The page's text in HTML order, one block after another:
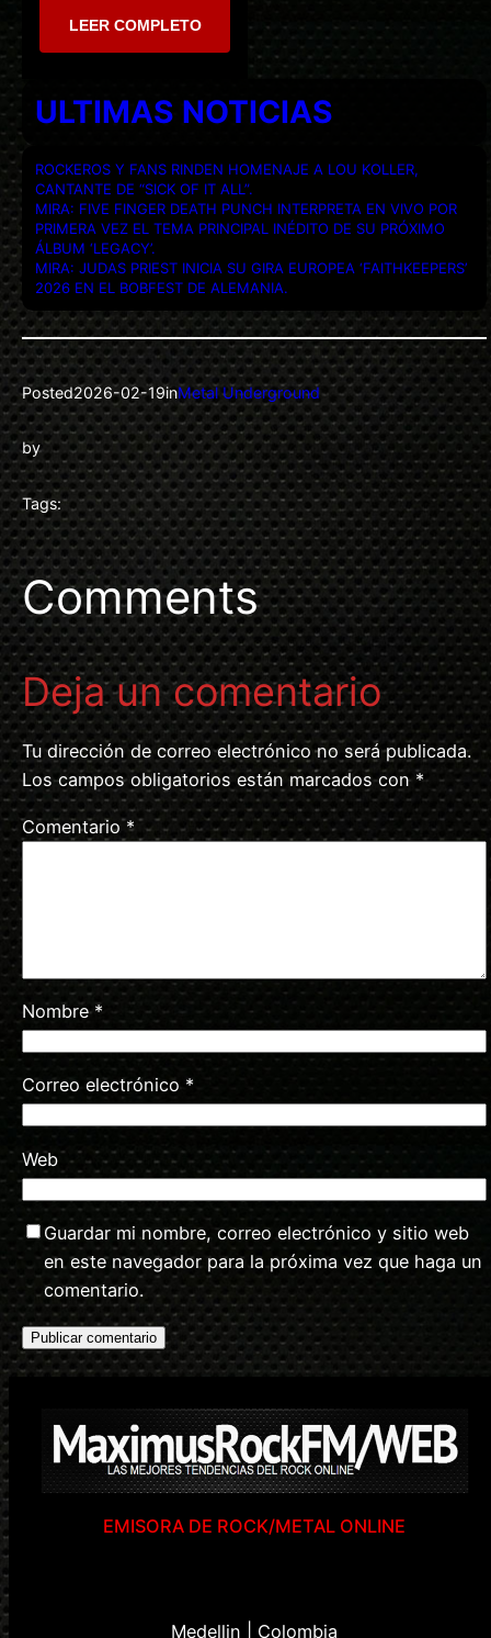
LEER COMPLETO
ULTIMAS NOTICIAS
ROCKEROS Y FANS RINDEN HOMENAJE A LOU KOLLER,
CANTANTE DE “SICK OF IT ALL”.
MIRA: FIVE FINGER DEATH PUNCH INTERPRETA EN VIVO POR
PRIMERA VEZ EL TEMA PRINCIPAL INÉDITO DE SU PRÓXIMO
ÁLBUM ‘LEGACY’.
MIRA: JUDAS PRIEST INICIA SU GIRA EUROPEA ‘FAITHKEEPERS’
2026 EN EL BOBFEST DE ALEMANIA.
Posted2026-02-19inMetal Underground
by
Tags:
Comments
Deja un comentario
Tu dirección de correo electrónico no será publicada.
Los campos obligatorios están marcados con *
Comentario*
Nombre*
Correo electrónico *
Web
Guardar mi nombre, correo electrónico y sitio web
en este navegador para la próxima vez que haga un
comentario.
EMISORA DE ROCK/METAL ONLINE
Medellin | Colombia